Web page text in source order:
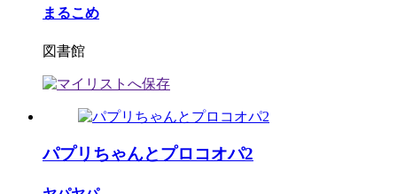
まるこめ
図書館
パプリちゃんとプロコオパ2